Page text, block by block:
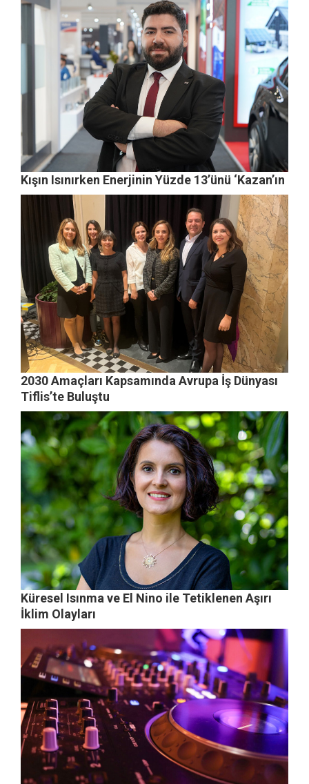
Kışın Isınırken Enerjinin Yüzde 13’ünü ‘Kazan’ın
2030 Amaçları Kapsamında Avrupa İş Dünyası
Tiflis’te Buluştu
Küresel Isınma ve El Nino ile Tetiklenen Aşırı
İklim Olayları